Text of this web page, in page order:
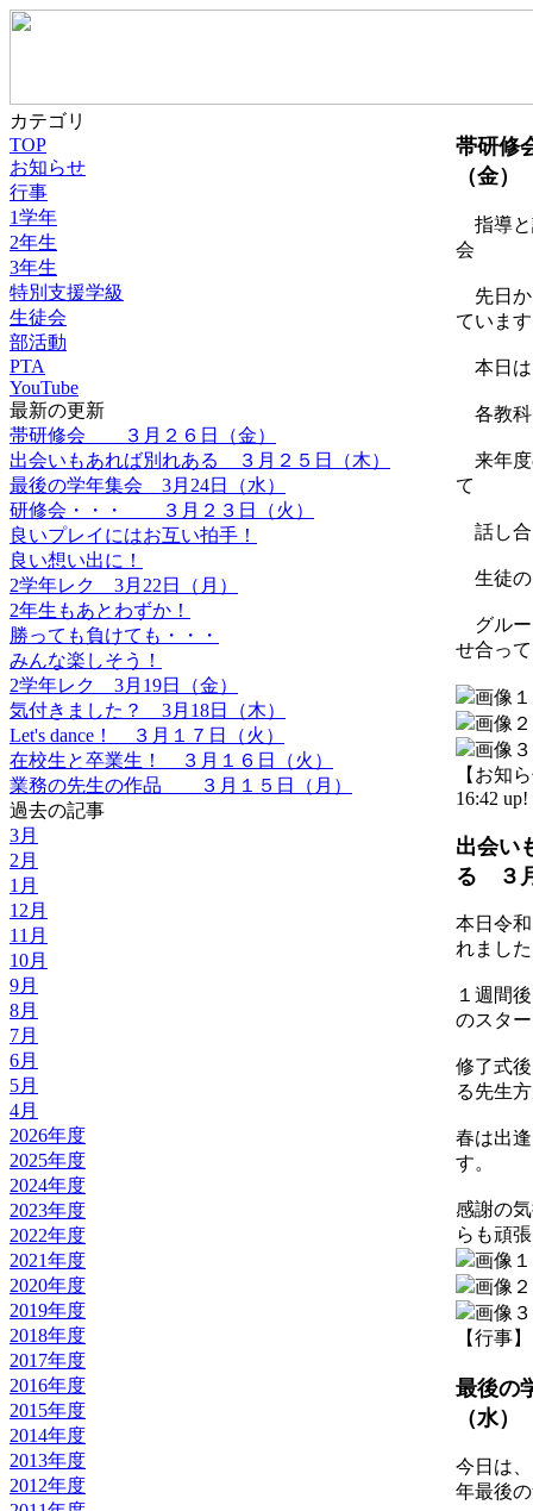
カテゴリ
TOP
お知らせ
行事
1学年
2年生
3年生
特別支援学級
生徒会
部活動
PTA
YouTube
最新の更新
帯研修会 ３月２６日（金）
出会いもあれば別れある ３月２５日（木）
最後の学年集会 3月24日（水）
研修会・・・ ３月２３日（火）
良いプレイにはお互い拍手！
良い想い出に！
2学年レク 3月22日（月）
2年生もあとわずか！
勝っても負けても・・・
みんな楽しそう！
2学年レク 3月19日（金）
気付きました？ 3月18日（木）
Let's dance！ ３月１７日（火）
在校生と卒業生！ ３月１６日（火）
業務の先生の作品 ３月１５日（月）
過去の記事
3月
2月
1月
12月
11月
10月
9月
8月
7月
6月
5月
4月
2026年度
2025年度
2024年度
2023年度
2022年度
2021年度
2020年度
2019年度
2018年度
2017年度
2016年度
2015年度
2014年度
2013年度
2012年度
帯研
（金）
指導と
会
先日か
ていま
本日は
各教科
来年度
て
話し合
生徒の
グルー
せ合っ
【お知
16:42 up!
出会い
る ３
本日令
れまし
１週間
のスタ
修了式
る先生
春は出
す。
感謝の
らも頑
【行事
最後の
（水）
今日は
年最後